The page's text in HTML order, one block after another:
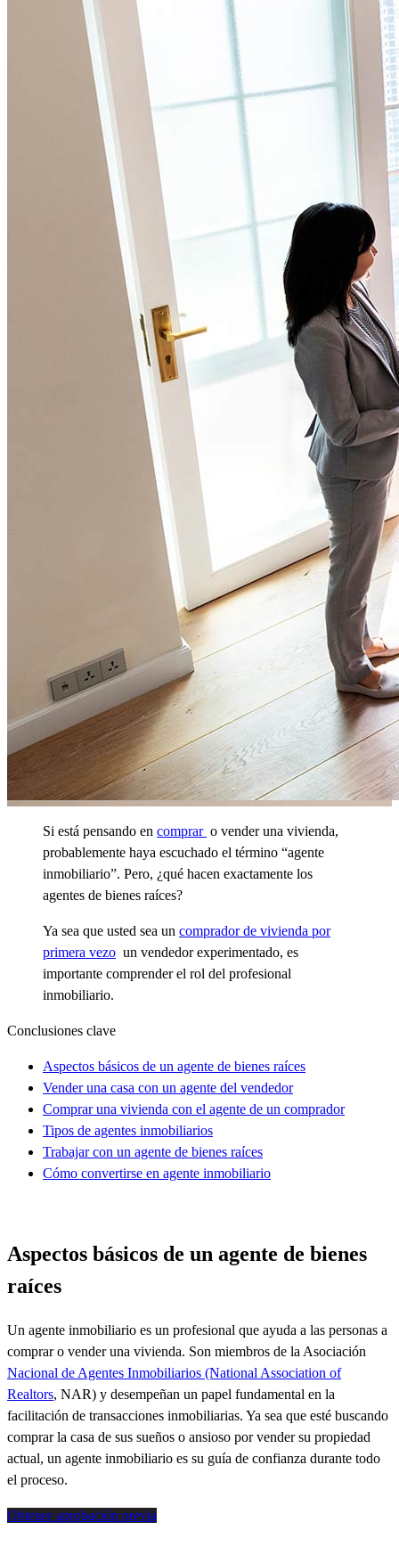
Si está pensando en comprar o vender una vivienda,
probablemente haya escuchado el término “agente
inmobiliario”. Pero, ¿qué hacen exactamente los
agentes de bienes raíces?
Ya sea que usted sea un comprador de vivienda por
primera vezo un vendedor experimentado, es
importante comprender el rol del profesional
inmobiliario.
Conclusiones clave
Aspectos básicos de un agente de bienes raíces
Vender una casa con un agente del vendedor
Comprar una vivienda con el agente de un comprador
Tipos de agentes inmobiliarios
Trabajar con un agente de bienes raíces
Cómo convertirse en agente inmobiliario
Aspectos básicos de un agente de bienes
raíces
Un agente inmobiliario es un profesional que ayuda a las personas a
comprar o vender una vivienda. Son miembros de la Asociación
Nacional de Agentes Inmobiliarios (National Association of
Realtors, NAR) y desempeñan un papel fundamental en la
facilitación de transacciones inmobiliarias. Ya sea que esté buscando
comprar la casa de sus sueños o ansioso por vender su propiedad
actual, un agente inmobiliario es su guía de confianza durante todo
el proceso.
Obtener aprobación previa